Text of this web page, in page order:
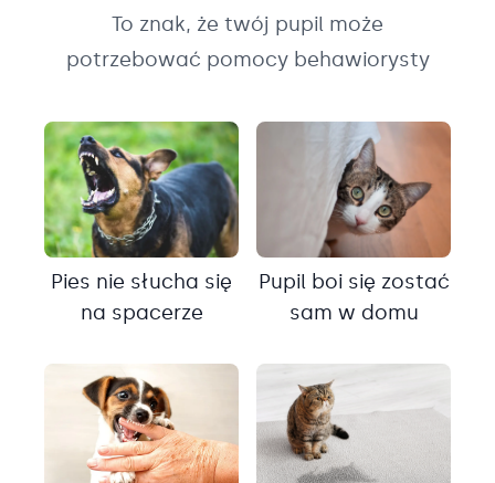
To znak, że twój pupil może
potrzebować pomocy behawiorysty
Pies nie słucha się
na spacerze
Pupil boi się zostać
sam w domu